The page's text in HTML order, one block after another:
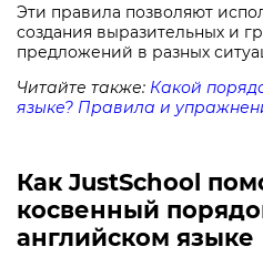
Эти правила позволяют
создания выразительных и
предложений в разных
Читайте также: Какой
языке? Правила и
Как JustSchool
косвенный
английском языке